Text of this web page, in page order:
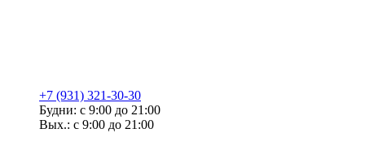
+7 (931) 321-30-30
Будни: с 9:00 до 21:00
Вых.: с 9:00 до 21:00